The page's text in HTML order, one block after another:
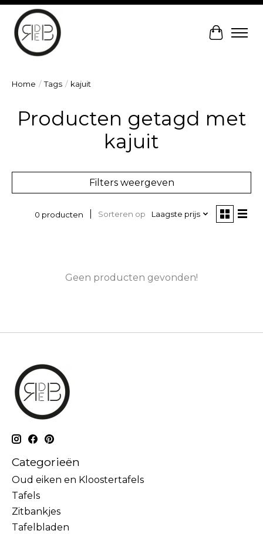
Home / Tags / kajuit
Producten getagd met
kajuit
Filters weergeven
0 producten Sorteren op Laagste prijs
Geen producten gevonden!
Categorieën
Oud eiken en Kloostertafels
Tafels
Zitbankjes
Tafelbladen